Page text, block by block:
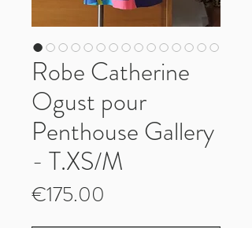
Robe Catherine
Ogust pour
Penthouse Gallery
- T.XS/M
€175.00